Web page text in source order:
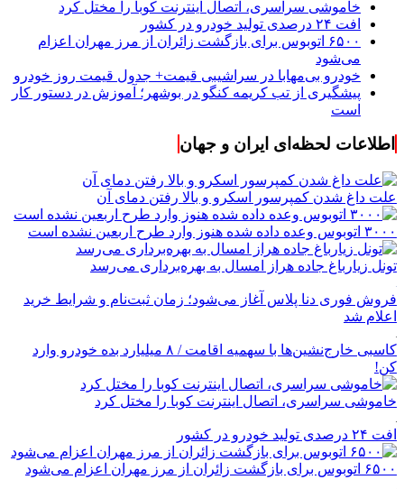
خاموشی سراسری، اتصال اینترنت کوبا را مختل کرد
افت ۲۴ درصدی تولید خودرو در کشور
۶۵۰۰ اتوبوس برای بازگشت زائران از مرز مهران اعزام
می‌شود
خودرو بی‌مهابا در سراشیبی قیمت+ جدول قیمت روز خودرو
پیشگیری از تب کریمه کنگو در بوشهر؛ آموزش در دستور کار
است
اطلاعات لحظه‌ای ایران و جهان
علت داغ شدن کمپرسور اسکرو و بالا رفتن دمای آن
۳۰۰۰ اتوبوس وعده داده شده هنوز وارد طرح اربعین نشده است
تونل زیارباغ جاده هراز امسال به بهره‌برداری می‌رسد
فروش فوری دنا پلاس آغاز می‌شود؛ زمان ثبت‌نام و شرایط خرید
اعلام شد
کاسبی خارج‌نشین‌ها با سهمیه اقامت / ۸ میلیارد بده خودرو وارد
کن!
خاموشی سراسری، اتصال اینترنت کوبا را مختل کرد
افت ۲۴ درصدی تولید خودرو در کشور
۶۵۰۰ اتوبوس برای بازگشت زائران از مرز مهران اعزام می‌شود